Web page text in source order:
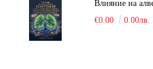
€0.00
0.00лв.